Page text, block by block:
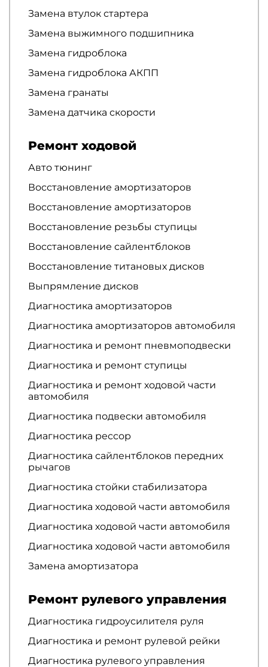
Замена втулок стартера
Замена выжимного подшипника
Замена гидроблока
Замена гидроблока АКПП
Замена гранаты
Замена датчика скорости
Ремонт ходовой
Авто тюнинг
Восстановление амортизаторов
Восстановление амортизаторов
Восстановление резьбы ступицы
Восстановление сайлентблоков
Восстановление титановых дисков
Выпрямление дисков
Диагностика амортизаторов
Диагностика амортизаторов автомобиля
Диагностика и ремонт пневмоподвески
Диагностика и ремонт ступицы
Диагностика и ремонт ходовой части
автомобиля
Диагностика подвески автомобиля
Диагностика рессор
Диагностика сайлентблоков передних
рычагов
Диагностика стойки стабилизатора
Диагностика ходовой части автомобиля
Диагностика ходовой части автомобиля
Диагностика ходовой части автомобиля
Замена амортизатора
Ремонт рулевого управления
Диагностика гидроусилителя руля
Диагностика и ремонт рулевой рейки
Диагностика рулевого управления